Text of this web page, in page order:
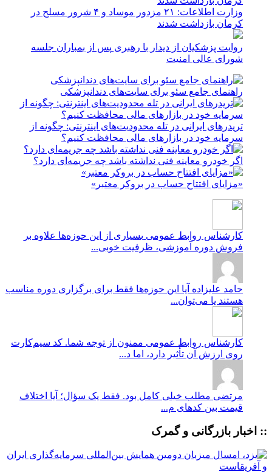
وزارت اطلاعات: ۲۱ مزدور موساد و ۴ شرور مسلح در
کرمان بازداشت شدند
روایت پزشکیان از دیدار با رهبری پس از بمباران جلسه
شورای عالی امنیت
راهنمای جامع سئو برای سایت‌های دندانپزشکی
تریدرهای ایرانی در تله محدودیت‌های اینترنتی: چگونه از
سرمایه خود در بازارهای مالی محافظت کنیم؟
اگر خودرو معاینه فنی نداشته باشد چه جریمه‌ای دارد؟
«مزایای افتتاح حساب در بروکر معتبر»
کارشناس روابط عمومی بسیاری از این حوزه‌ها علاوه بر
فروش دوره آموزشی، ظرفیت خوبی...
حامد علیزاده آیا این حوزه‌ها فقط برای برگزاری دوره مناسب
هستند یا می‌توان...
کارشناس روابط عمومی ممنون از توجه شما. کد سیم‌کارت
روی ارزش آن تأثیر دارد، اما د...
مرتضی مطلب خیلی کامل بود. فقط یک سؤال؛ آیا اختلاف
قیمت بین کدهای م...
:: اخبار بازرگانی و گمرک